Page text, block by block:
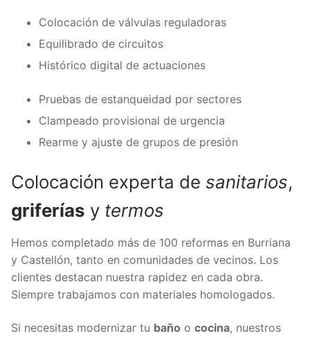
Colocación de válvulas reguladoras
Equilibrado de circuitos
Histórico digital de actuaciones
Pruebas de estanqueidad por sectores
Clampeado provisional de urgencia
Rearme y ajuste de grupos de presión
Colocación experta de sanitarios,
griferías y termos
Hemos completado más de 100 reformas en Burriana
y Castellón, tanto en comunidades de vecinos. Los
clientes destacan nuestra rapidez en cada obra.
Siempre trabajamos con materiales homologados.
Si necesitas modernizar tu baño o cocina, nuestros